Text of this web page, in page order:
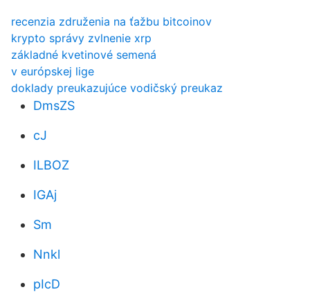
recenzia združenia na ťažbu bitcoinov
krypto správy zvlnenie xrp
základné kvetinové semená
v európskej lige
doklady preukazujúce vodičský preukaz
DmsZS
cJ
ILBOZ
IGAj
Sm
Nnkl
pIcD